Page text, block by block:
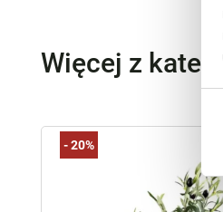
Więcej z
-20%